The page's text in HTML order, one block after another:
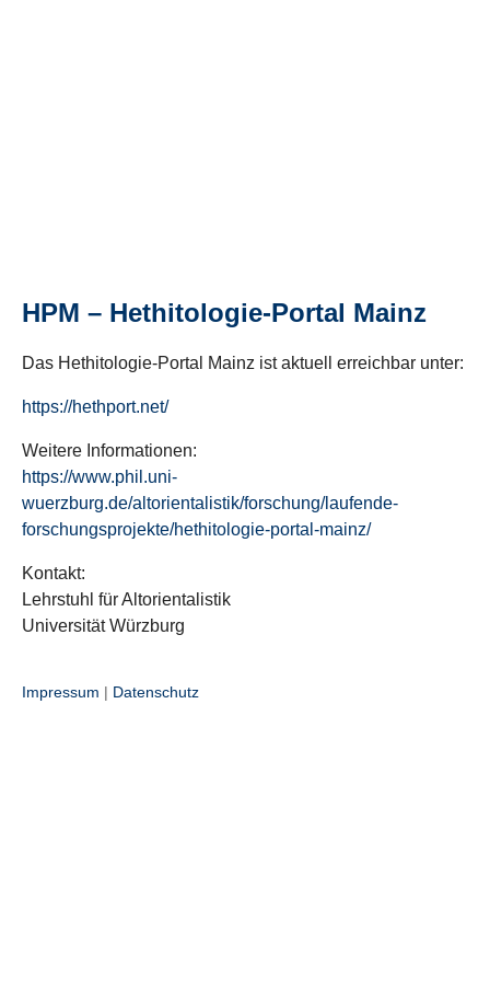
HPM – Hethitologie-Portal Mainz
Das Hethitologie-Portal Mainz ist aktuell erreichbar unter:
https://hethport.net/
Weitere Informationen:
https://www.phil.uni-
wuerzburg.de/altorientalistik/forschung/laufende-
forschungsprojekte/hethitologie-portal-mainz/
Kontakt:
Lehrstuhl für Altorientalistik
Universität Würzburg
Impressum | Datenschutz